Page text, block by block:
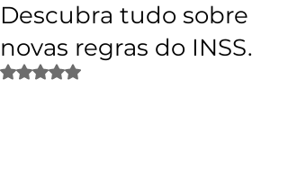
Descubra tudo sobre
novas regras do INSS.
Avaliado com NaN de 5 estrelas.